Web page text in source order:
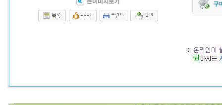
구